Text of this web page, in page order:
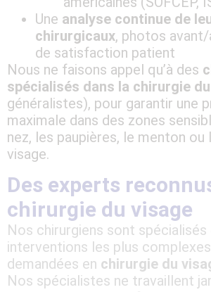
Une analyse continue de
chirurgicaux, photos
de satisfaction patient
Nous ne faisons appel qu’à des
spécialisés dans la chirurgie
généralistes), pour garantir une
maximale dans des zones
nez, les paupières, le menton ou
visage.
Des experts
chirurgie du visage
Nos chirurgiens sont spécialisés
interventions les plus
demandées en chirurgie du
Nos spécialistes ne travaillent